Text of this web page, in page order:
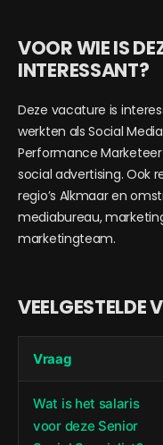
VOOR WIE IS
INTERESSANT?
Deze vacature is
werkten als Social
Performance
social advertising. Ook
regio’s Alkmaar en
mediabureau,
marketingteam.
VEELGESTELDE
Vraag
Wat is het salaris
voor deze Senior